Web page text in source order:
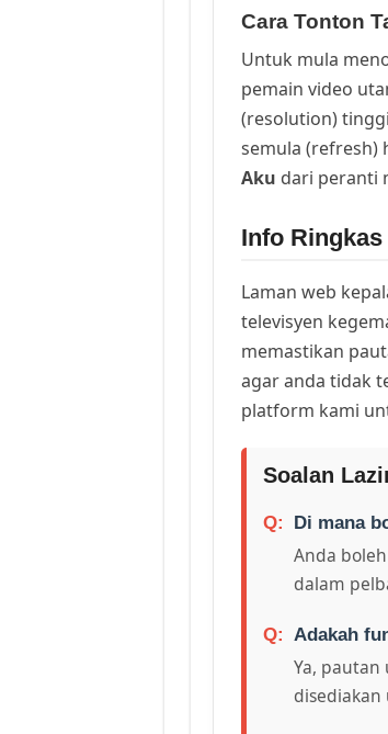
Cara Tonton
Untuk mula
pemain video
(resolution)
semula (refresh)
Aku dari peranti
Info
Laman web
televisyen
memastikan
agar anda tidak
platform kami
Soalan
Di mana
Anda
dalam
Adakah
Ya,